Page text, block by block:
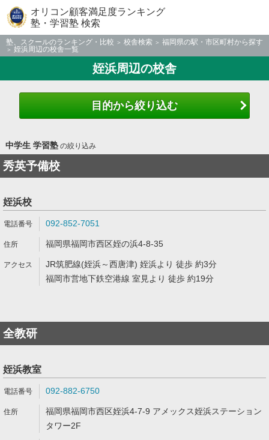
オリコン顧客満足度ランキング
塾・学習塾 検索
塾、スクールのランキング・比較 校舎検索
福岡県の駅・市区町村から探す
姪浜周辺の校舎一覧
姪浜周辺の校舎
目的から絞り込む
中学生 学習塾の絞り込み
秀英予備校
姪浜校
092-852-7051
福岡県福岡市西区姪の浜4-8-35
JR筑肥線(姪浜～西唐津) 姪浜より 徒歩 約3分
福岡市営地下鉄空港線 室見より 徒歩 約19分
全教研
姪浜教室
092-882-6750
福岡県福岡市西区姪浜4-7-9 アメックス姪浜ステーション
タワー2F